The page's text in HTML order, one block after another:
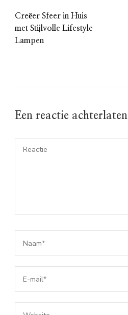
Creëer Sfeer in Huis
met Stijlvolle Lifestyle
Lampen
Een reactie achterlaten